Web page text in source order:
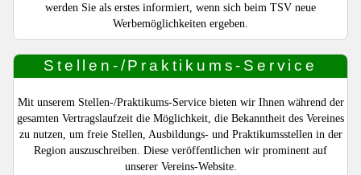
werden Sie als erstes informiert, wenn sich beim TSV neue
Werbemöglichkeiten ergeben.
Stellen-/Praktikums-Service
Mit unserem Stellen-/Praktikums-Service bieten wir Ihnen während der
gesamten Vertragslaufzeit die Möglichkeit, die Bekanntheit des Vereines
zu nutzen, um freie Stellen, Ausbildungs- und Praktikumsstellen in der
Region auszuschreiben. Diese veröffentlichen wir prominent auf
unserer Vereins-Website.